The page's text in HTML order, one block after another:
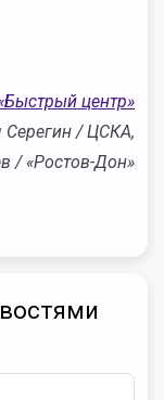
центр»
/ ЦСКА,
/ «Ростов-Дон»